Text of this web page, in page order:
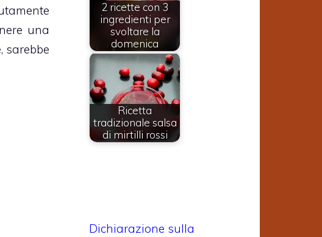
una
sarebbe
2 ricette con 3
ingredienti per
svoltare la
domenica
Ricetta
tradizionale salsa
di mirtilli rossi
Dichiarazione sulla